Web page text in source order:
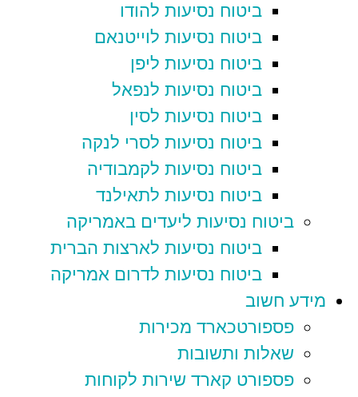
ביטוח נסיעות להודו
ביטוח נסיעות לוייטנאם
ביטוח נסיעות ליפן
ביטוח נסיעות לנפאל
ביטוח נסיעות לסין
ביטוח נסיעות לסרי לנקה
ביטוח נסיעות לקמבודיה
ביטוח נסיעות לתאילנד
ביטוח נסיעות ליעדים באמריקה
ביטוח נסיעות לארצות הברית
ביטוח נסיעות לדרום אמריקה
מידע חשוב
פספורטכארד מכירות
שאלות ותשובות
פספורט קארד שירות לקוחות